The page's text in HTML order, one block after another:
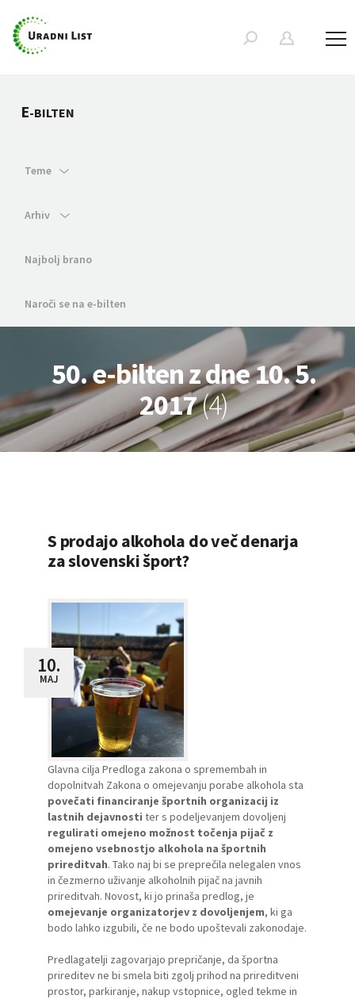
E-BILTEN
Teme
Arhiv
Najbolj brano
Naroči se na e-bilten
50. e-bilten z dne 10. 5.
2017(4)
S prodajo alkohola do več denarja
za slovenski šport?
10.
MAJ
Glavna cilja Predloga zakona o spremembah in
dopolnitvah Zakona o omejevanju porabe alkohola sta
povečati financiranje športnih organizacij iz
lastnih dejavnosti ter s podeljevanjem dovoljenj
regulirati omejeno možnost točenja pijač z
omejeno vsebnostjo alkohola na športnih
prireditvah. Tako naj bi se preprečila nelegalen vnos
in čezmerno uživanje alkoholnih pijač na javnih
prireditvah. Novost, ki jo prinaša predlog, je
omejevanje organizatorjev z dovoljenjem, ki ga
bodo lahko izgubili, če ne bodo upoštevali zakonodaje.
Predlagatelji zagovarjajo prepričanje, da športna
prireditev ne bi smela biti zgolj prihod na prireditveni
prostor, parkiranje, nakup vstopnice, ogled tekme in